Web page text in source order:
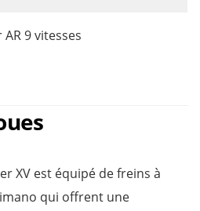
9 vitesses
XV est équipé de freins à
qui offrent une